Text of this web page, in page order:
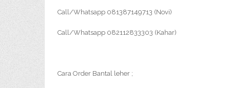
Call/Whatsapp 081387149713 (Novi)
Call/Whatsapp 082112833303 (Kahar)
Cara Order Bantal leher ;